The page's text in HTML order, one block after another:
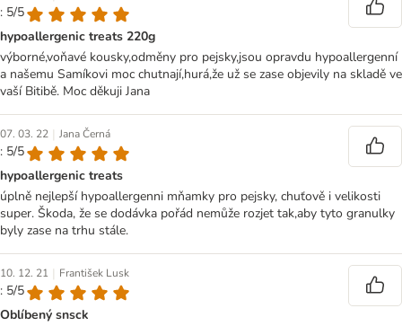
: 5/5
hypoallergenic treats 220g
výborné,voňavé kousky,odměny pro pejsky,jsou opravdu hypoallergenní
a našemu Samíkovi moc chutnají,hurá,že už se zase objevily na skladě ve
vaší Bitibě. Moc děkuji Jana
07. 03. 22 | Jana Černá
: 5/5
hypoallergenic treats
úplně nejlepší hypoallergenni mňamky pro pejsky, chuťově i velikosti
super. Škoda, že se dodávka pořád nemůže rozjet tak,aby tyto granulky
byly zase na trhu stále.
10. 12. 21 | František Lusk
: 5/5
Oblíbený snsck